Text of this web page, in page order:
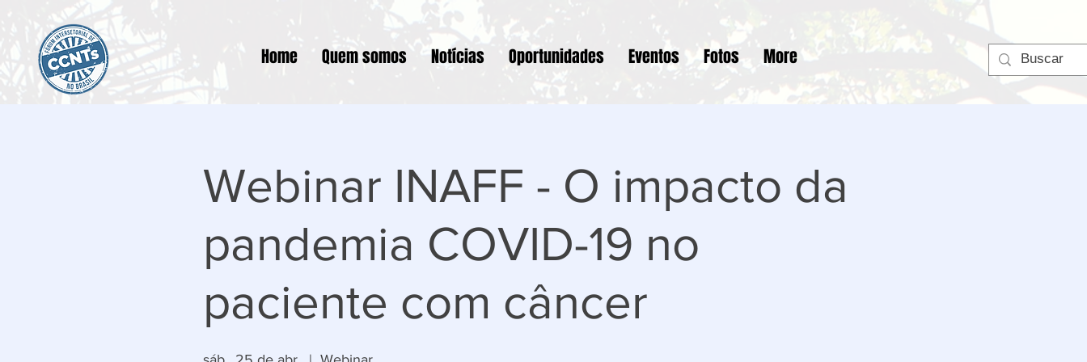
Home Quem somos Notícias Oportunidades Eventos Fotos More
Webinar INAFF - O impacto da
pandemia COVID-19 no
paciente com câncer